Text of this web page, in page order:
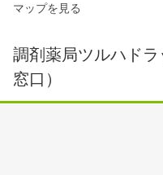
マップを見る
調剤薬局ツルハド
窓口）